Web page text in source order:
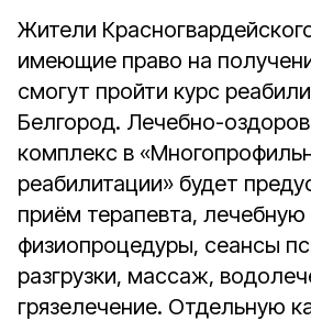
Жители
имеющие право на
смогут пройти курс
Белгород. Лечебно-
комплекс в
реабилитации» будет
приём терапевта, лечебную
физиопроцедуры, сеансы
разгрузки, массаж,
грязелечение. Отдельную